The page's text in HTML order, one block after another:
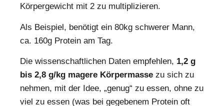
Körpergewicht mit 2 zu multiplizieren.
Als Beispiel, benötigt ein 80kg schwerer Mann,
ca. 160g Protein am Tag.
Die wissenschaftlichen Daten empfehlen, 1,2 g
bis 2,8 g/kg magere Körpermasse zu sich zu
nehmen, mit der Idee, „genug“ zu essen, ohne zu
viel zu essen (was bei gegebenem Protein oft